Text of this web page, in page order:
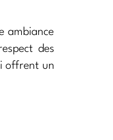
ambiance
des
offrent un